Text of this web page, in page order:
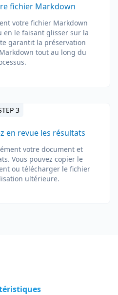
fichier Markdown
votre fichier Markdown
en le faisant glisser sur la
garantit la préservation
tout au long du
3
en revue les résultats
votre document et
Vous pouvez copier le
ou télécharger le fichier
ultérieure.